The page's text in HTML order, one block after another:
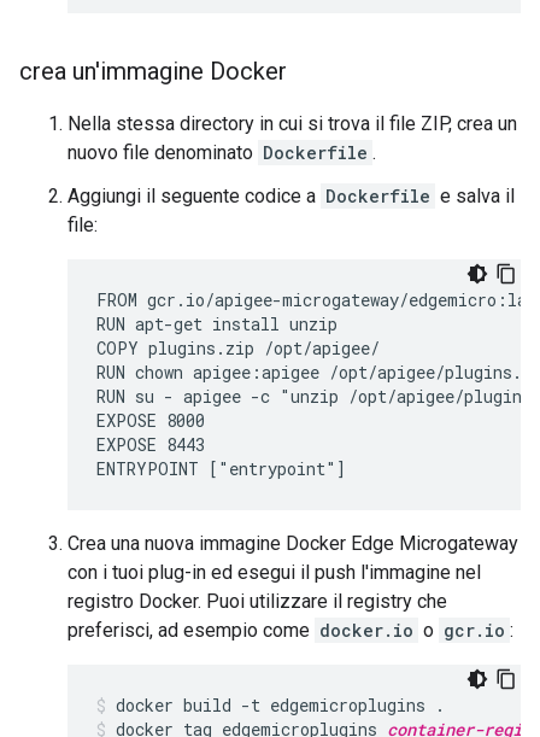
crea un'immagine Docker
Nella stessa directory in cui si trova il file ZIP, crea un
nuovo file denominato Dockerfile .
Aggiungi il seguente codice a Dockerfile e salva il
file:
FROM gcr.io/apigee-microgateway/
RUN apt-get install unzip
COPY plugins.zip /opt/apigee/
RUN chown apigee:apigee /opt/apigee/
RUN su - apigee -c "unzip /opt/apigee/
EXPOSE 8000
EXPOSE 8443
Crea una nuova immagine Docker Edge Microgateway
con i tuoi plug-in ed esegui il push l'immagine nel
registro Docker. Puoi utilizzare il registry che
preferisci, ad esempio come docker.io o gcr.io :
docker build -t edgemicroplugins
.
docker tag edgemicroplugins container-